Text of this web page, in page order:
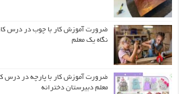
ضرورت آموزش کار با چوب در درس کار
نگاه یک معلم
ضرورت آموزش کار با پارچه در درس
معلم دبیرستان دخترانه